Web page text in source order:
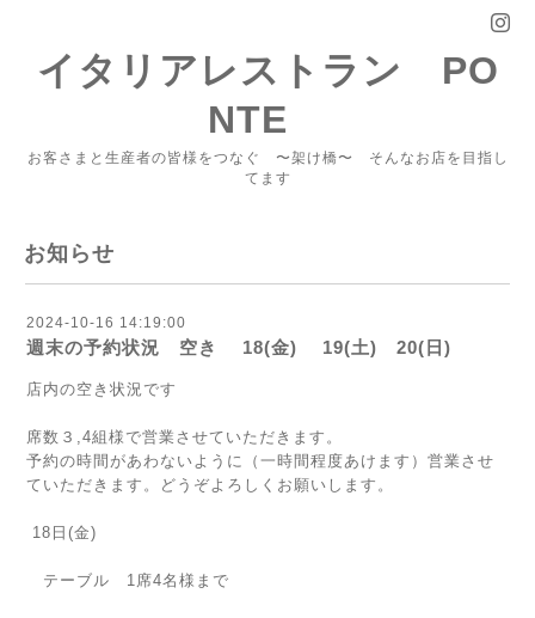
イタリアレストラン PO
NTE
お客さまと生産者の皆様をつなぐ 〜架け橋〜 そんなお店を目指し
てます
お知らせ
2024-10-16 14:19:00
週末の予約状況 空き 18(金) 19(土) 20(日)
店内の空き状況です
席数３,4組様で営業させていただきます。
予約の時間があわないように（一時間程度あけます）営業させ
ていただきます。どうぞよろしくお願いします。
18日(金)
テーブル 1席4名様まで